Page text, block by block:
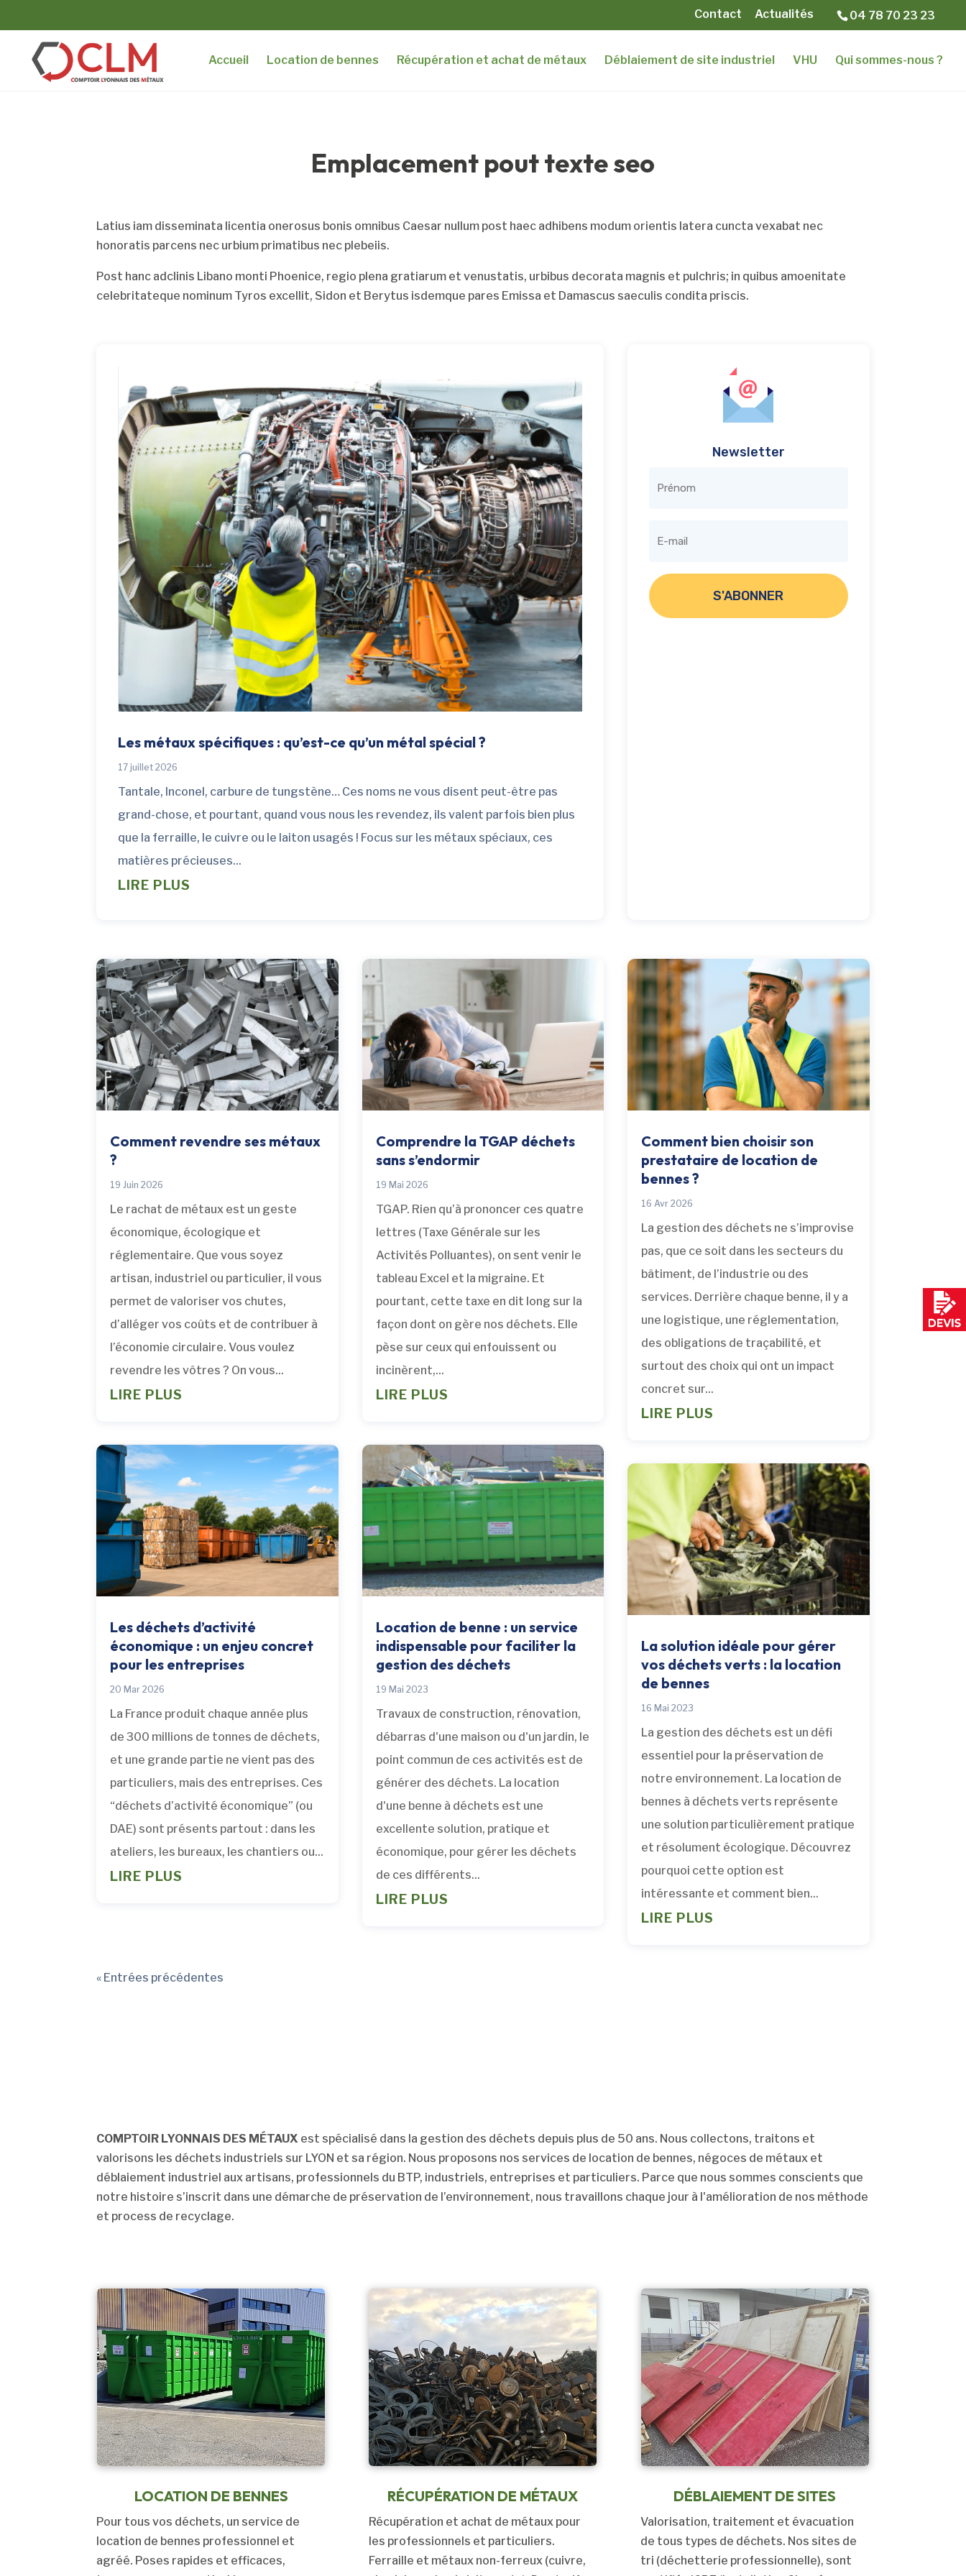
04 78 70 23 23
Contact Actualités
Accueil Location de bennes Récupération et achat de métaux Déblaiement de site industriel VHU Qui sommes-nous ?
Emplacement pout texte seo
Latius iam disseminata licentia onerosus bonis omnibus Caesar nullum post haec adhibens modum orientis latera cuncta vexabat nec
honoratis parcens nec urbium primatibus nec plebeiis.
Post hanc adclinis Libano monti Phoenice, regio plena gratiarum et venustatis, urbibus decorata magnis et pulchris; in quibus amoenitate
celebritateque nominum Tyros excellit, Sidon et Berytus isdemque pares Emissa et Damascus saeculis condita priscis.
Les métaux spécifiques : qu’est-ce qu’un métal spécial ?
17 juillet 2026
Tantale, Inconel, carbure de tungstène… Ces noms ne vous disent peut-être pas
grand-chose, et pourtant, quand vous nous les revendez, ils valent parfois bien plus
que la ferraille, le cuivre ou le laiton usagés ! Focus sur les métaux spéciaux, ces
matières précieuses...
LIRE PLUS
Newsletter
S'ABONNER
Comment revendre ses métaux
?
19 Juin 2026
Le rachat de métaux est un geste
économique, écologique et
réglementaire. Que vous soyez
artisan, industriel ou particulier, il vous
permet de valoriser vos chutes,
d’alléger vos coûts et de contribuer à
l’économie circulaire. Vous voulez
revendre les vôtres ? On vous...
LIRE PLUS
Les déchets d’activité
économique : un enjeu concret
pour les entreprises
20 Mar 2026
La France produit chaque année plus
de 300 millions de tonnes de déchets,
et une grande partie ne vient pas des
particuliers, mais des entreprises. Ces
“déchets d’activité économique” (ou
DAE) sont présents partout : dans les
ateliers, les bureaux, les chantiers ou...
LIRE PLUS
Comprendre la TGAP déchets
sans s’endormir
19 Mai 2026
TGAP. Rien qu’à prononcer ces quatre
lettres (Taxe Générale sur les
Activités Polluantes), on sent venir le
tableau Excel et la migraine. Et
pourtant, cette taxe en dit long sur la
façon dont on gère nos déchets. Elle
pèse sur ceux qui enfouissent ou
incinèrent,...
LIRE PLUS
Location de benne : un service
indispensable pour faciliter la
gestion des déchets
19 Mai 2023
Travaux de construction, rénovation,
débarras d'une maison ou d'un jardin, le
point commun de ces activités est de
générer des déchets. La location
d'une benne à déchets est une
excellente solution, pratique et
économique, pour gérer les déchets
de ces différents...
LIRE PLUS
Comment bien choisir son
prestataire de location de
bennes ?
16 Avr 2026
La gestion des déchets ne s’improvise
pas, que ce soit dans les secteurs du
bâtiment, de l’industrie ou des
services. Derrière chaque benne, il y a
une logistique, une réglementation,
des obligations de traçabilité, et
surtout des choix qui ont un impact
concret sur...
LIRE PLUS
La solution idéale pour gérer
vos déchets verts : la location
de bennes
16 Mai 2023
La gestion des déchets est un défi
essentiel pour la préservation de
notre environnement. La location de
bennes à déchets verts représente
une solution particulièrement pratique
et résolument écologique. Découvrez
pourquoi cette option est
intéressante et comment bien...
LIRE PLUS
« Entrées précédentes
COMPTOIR LYONNAIS DES MÉTAUX est spécialisé dans la gestion des déchets depuis plus de 50 ans. Nous collectons, traitons et
valorisons les déchets industriels sur LYON et sa région. Nous proposons nos services de location de bennes, négoces de métaux et
déblaiement industriel aux artisans, professionnels du BTP, industriels, entreprises et particuliers. Parce que nous sommes conscients que
notre histoire s’inscrit dans une démarche de préservation de l’environnement, nous travaillons chaque jour à l'amélioration de nos méthode
et process de recyclage.
LOCATION DE BENNES
Pour tous vos déchets, un service de
location de bennes professionnel et
agréé. Poses rapides et efficaces,
RÉCUPÉRATION DE MÉTAUX
Récupération et achat de métaux pour
les professionnels et particuliers.
Ferraille et métaux non-ferreux (cuivre,
DÉBLAIEMENT DE SITES
Valorisation, traitement et évacuation
de tous types de déchets. Nos sites de
tri (déchetterie professionnelle), sont